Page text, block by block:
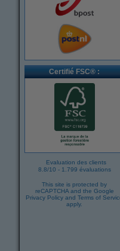
Certifié FSC® :
Evaluation des clients
8.8/10 - 1.799 évaluations
This site is protected by
reCAPTCHA and the Google
Privacy Policy and Terms of
apply.